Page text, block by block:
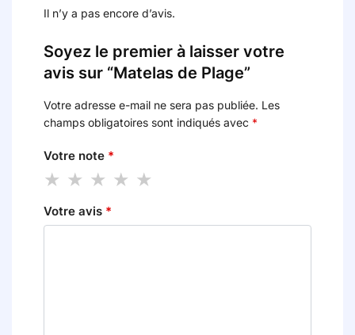
Il n’y a pas encore d’avis.
Soyez le premier à laisser votre
avis sur “Matelas de Plage”
Votre adresse e-mail ne sera pas publiée. Les
champs obligatoires sont indiqués avec *
Votre note *
Votre avis *